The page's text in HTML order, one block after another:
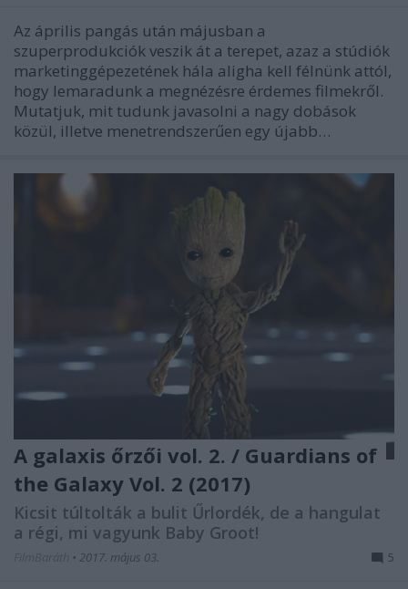
Az április pangás után májusban a
szuperprodukciók veszik át a terepet, azaz a stúdiók
marketinggépezetének hála aligha kell félnünk attól,
hogy lemaradunk a megnézésre érdemes filmekről.
Mutatjuk, mit tudunk javasolni a nagy dobások
közül, illetve menetrendszerűen egy újabb…
A galaxis őrzői vol. 2. / Guardians of
the Galaxy Vol. 2 (2017)
Kicsit túltolták a bulit Űrlordék, de a hangulat
a régi, mi vagyunk Baby Groot!
• 2017. május 03. 5